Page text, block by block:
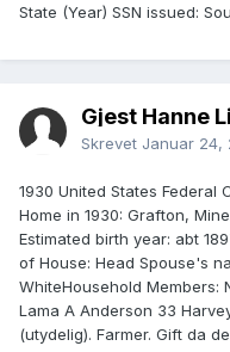
State (Year) SSN issued:
Gjest Hanne
Skrevet Januar 24,
1930 United States Federal
Home in 1930: Grafton,
Estimated birth year: abt
of House: Head Spouse's
WhiteHousehold Members:
Lama A Anderson 33
(utydelig). Farmer. Gift da